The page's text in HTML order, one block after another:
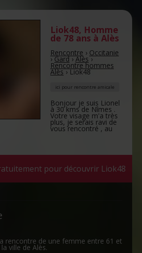
Liok48, Homme
de 78 ans à Alès
Rencontre › Occitanie
›Gard›Alès›
Rencontre hommes
Alès›Liok48
ici pour rencontre amicale
Bonjour je suis Lionel
à 30 kms de Nîmes .
Votre visage m'a très
plus, je serais ravi de
vous rencontré , au
pour découvrir Liok48
rencontre de une femme entre 61 et
ville de Alès.